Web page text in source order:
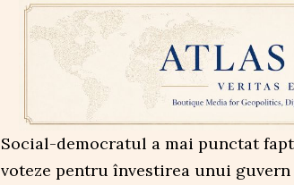
Social-democratul a mai punctat
voteze pentru învestirea unui